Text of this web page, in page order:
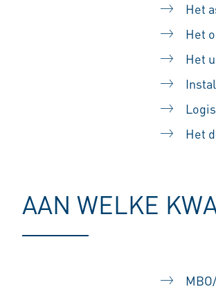
Het
Het
Het
Het
AAN WELKE